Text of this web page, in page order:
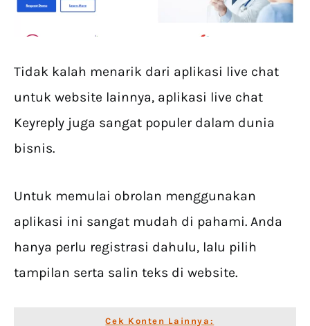
Tidak kalah menarik dari aplikasi live chat
untuk website lainnya, aplikasi live chat
Keyreply juga sangat populer dalam dunia
bisnis.
Untuk memulai obrolan menggunakan
aplikasi ini sangat mudah di pahami. Anda
hanya perlu registrasi dahulu, lalu pilih
tampilan serta salin teks di website.
Cek Konten Lainnya: